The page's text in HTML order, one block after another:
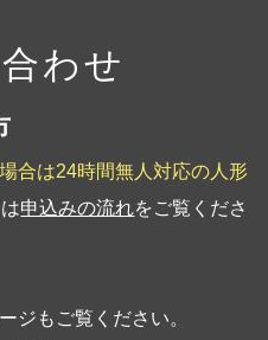
わせ
合は24時間無人対応の人形
申込みの流れをご覧くださ
ジもご覧ください。